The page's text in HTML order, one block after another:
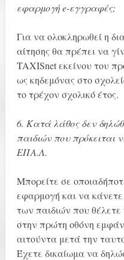
εφαρμογή e-εγγραφές;
Για να ολοκληρωθεί η
αίτησης θα πρέπει να
TAXISnet εκείνου του
ως κηδεμόνας στο
το τρέχον σχολικό έτος.
6. Κατά λάθος δεν
παιδιών που
ΕΠΑ.Λ.
Μπορείτε σε
εφαρμογή και να
των παιδιών που
στην πρώτη οθόνη
αιτούντα μετά την
Έχετε δικαίωμα να